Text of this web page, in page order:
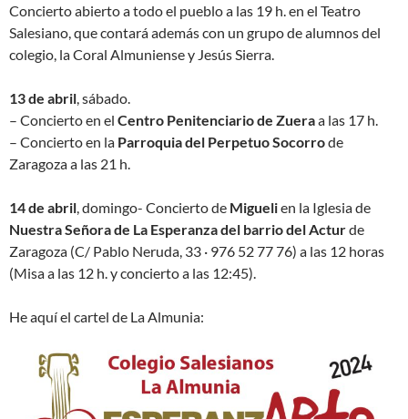
Concierto abierto a todo el pueblo a las 19 h. en el Teatro
Salesiano, que contará además con un grupo de alumnos del
colegio, la Coral Almuniense y Jesús Sierra.
13 de abril, sábado.
– Concierto en el Centro Penitenciario de Zueraa las 17 h.
– Concierto en la Parroquia del Perpetuo Socorrode
Zaragoza a las 21 h.
14 de abril, domingo- Concierto de Miguelien la Iglesia de
Nuestra Señora de La Esperanza del barrio del Acturde
Zaragoza (C/ Pablo Neruda, 33 · 976 52 77 76) a las 12 horas
(Misa a las 12 h. y concierto a las 12:45).
He aquí el cartel de La Almunia: